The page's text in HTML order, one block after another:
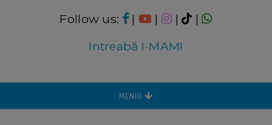
Follow us: | | |
|
Intreabă I-MAMI
MENIU